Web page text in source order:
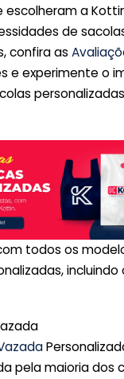
a
de
confira as
e experimente o
todos os
incluindo
pela maioria dos